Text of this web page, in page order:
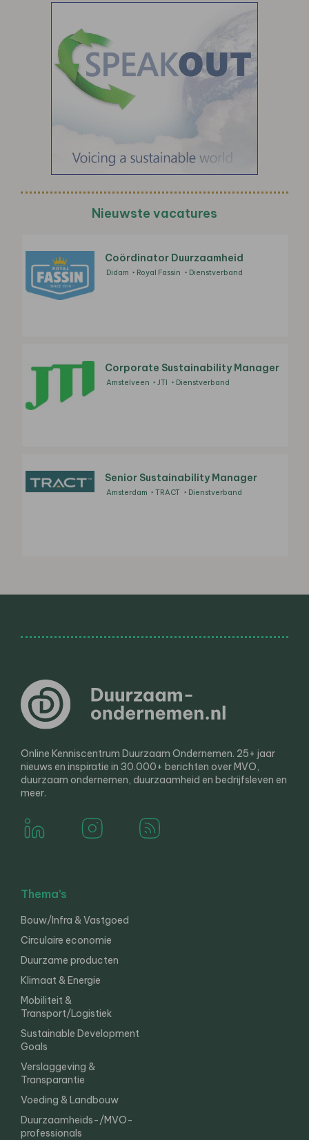
Nieuwste vacatures
Coördinator Duurzaamheid
Didam Royal Fassin Dienstverband
Corporate Sustainability Manager
Amstelveen JTI Dienstverband
Senior Sustainability Manager
Amsterdam TRACT Dienstverband
Online Kenniscentrum Duurzaam Ondernemen. 25+ jaar
nieuws en inspiratie in 30.000+ berichten over MVO,
duurzaam ondernemen, duurzaamheid en bedrijfsleven en
meer.
Thema’s
Bouw/Infra & Vastgoed
Circulaire economie
Duurzame producten
Klimaat & Energie
Mobiliteit &
Transport/Logistiek
Sustainable Development
Goals
Verslaggeving &
Transparantie
Voeding & Landbouw
Duurzaamheids-/MVO-
professionals